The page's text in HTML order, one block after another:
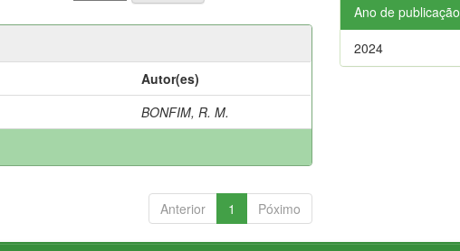
Autor(es)
BONFIM, R. M.
Anterior 1 Póximo
Ano de publicação
2024